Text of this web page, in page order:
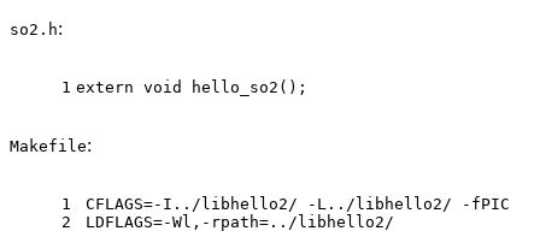
so2.h:
1 extern void hello_so2 () ;
Makefile:
1
2
CFLAGS=-I../libhello2/ -L../libhello2/ -fPIC
LDFLAGS=-Wl,-rpath=../libhello2/